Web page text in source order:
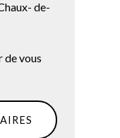
de-
de vous